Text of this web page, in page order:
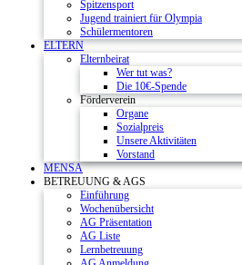
Spitzensport
Jugend trainiert für Olympia
Schülermentoren
ELTERN
Elternbeirat
Wer tut was?
Die 10€-Spende
Förderverein
Organe
Sozialpreis
Unsere Aktivitäten
Vorstand
MENSA
BETREUUNG & AGS
Einführung
Wochenübersicht
AG Präsentation
AG Liste
Lernbetreuung